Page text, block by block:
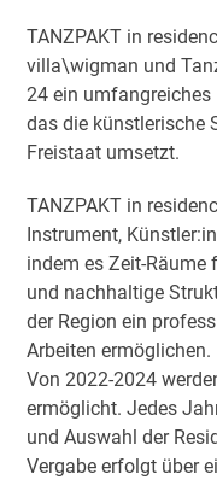
TANZPAKT in
villa\wigman und
24 ein
das die künstlerische
Freistaat umsetzt.
TANZPAKT in
Instrument,
indem es Zeit-
und nachhaltige
der Region ein
Arbeiten ermöglichen.
Von 2022-2024
ermöglicht. Jedes
und Auswahl der
Vergabe erfolgt über